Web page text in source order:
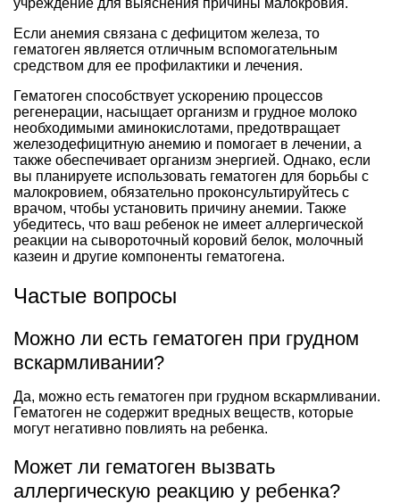
учреждение для выяснения причины малокровия.
Если анемия связана с дефицитом железа, то
гематоген является отличным вспомогательным
средством для ее профилактики и лечения.
Гематоген способствует ускорению процессов
регенерации, насыщает организм и грудное молоко
необходимыми аминокислотами, предотвращает
железодефицитную анемию и помогает в лечении, а
также обеспечивает организм энергией. Однако, если
вы планируете использовать гематоген для борьбы с
малокровием, обязательно проконсультируйтесь с
врачом, чтобы установить причину анемии. Также
убедитесь, что ваш ребенок не имеет аллергической
реакции на сывороточный коровий белок, молочный
казеин и другие компоненты гематогена.
Частые вопросы
Можно ли есть гематоген при грудном
вскармливании?
Да, можно есть гематоген при грудном вскармливании.
Гематоген не содержит вредных веществ, которые
могут негативно повлиять на ребенка.
Может ли гематоген вызвать
аллергическую реакцию у ребенка?